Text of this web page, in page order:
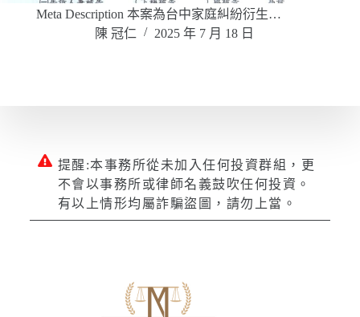
Meta Description 本案為台中家庭糾紛衍生…
陳 冠仁
2025 年 7 月 18 日
提醒:本事務所從未加入任何投資群組，更
不會以事務所或律師名義鼓吹任何投資。
有以上情形均屬詐騙盜圖，請勿上當。